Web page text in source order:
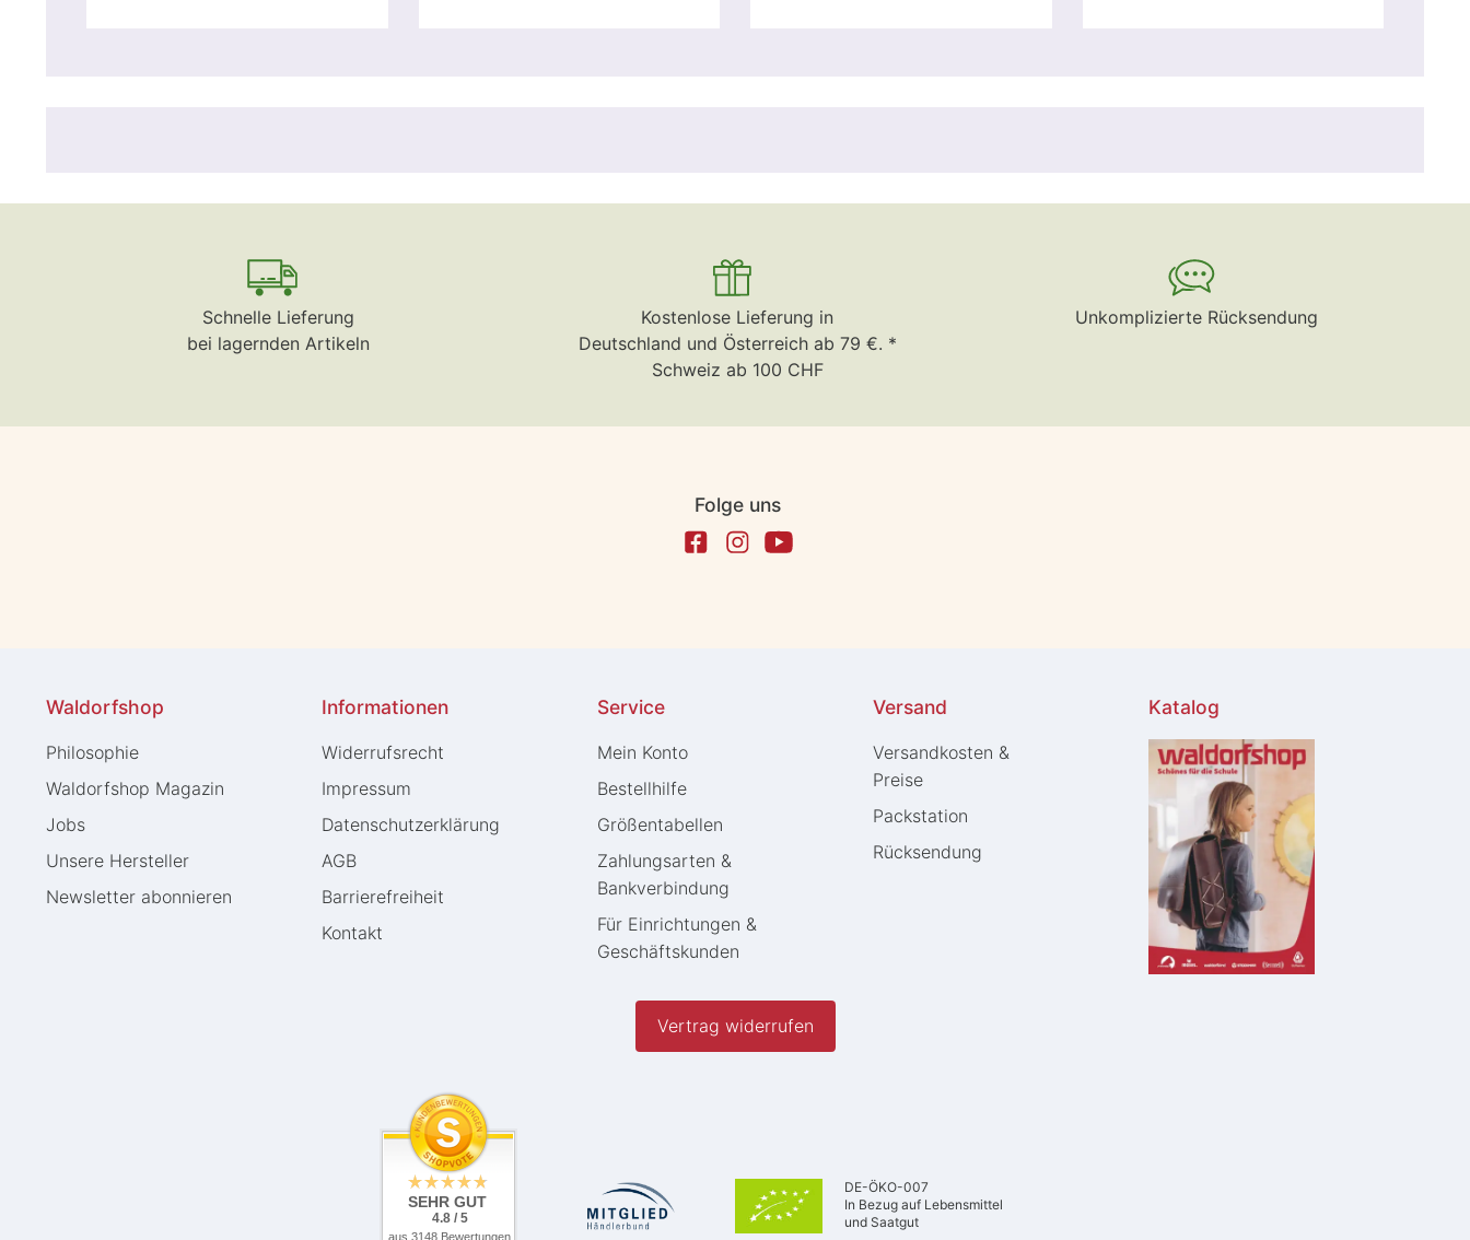
Schnelle Lieferung
bei lagernden Artikeln
Kostenlose Lieferung in
Deutschland und Österreich ab 79 €. *
Schweiz ab 100 CHF
Unkomplizierte Rücksendung
Folge uns
Waldorfshop
Philosophie
Waldorfshop Magazin
Jobs
Unsere Hersteller
Newsletter abonnieren
Informationen
Widerrufs­recht
Impressum
Daten­schutz­erklärung
AGB
Barrierefreiheit
Kontakt
Service
Mein Konto
Bestellhilfe
Größentabellen
Zahlungsarten &
Bankverbindung
Für Einrichtungen &
Geschäftskunden
Versand
Versandkosten &
Preise
Packstation
Rücksendung
Katalog
Vertrag widerrufen
SEHR GUT
4.8 / 5
aus 3148 Bewertungen
DE-ÖKO-007
In Bezug auf Lebensmittel
und Saatgut